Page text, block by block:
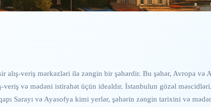
veriş mərkəzləri ilə zəngin bir şəhərdir. Bu şəhər, Avropa və
və mədəni istirahət üçün idealdır. İstanbulun gözəl
Sarayı və Ayasofya kimi yerlər, şəhərin zəngin tarixini və